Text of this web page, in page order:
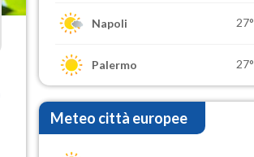
Napoli 27°
Palermo 27°
Meteo città europee